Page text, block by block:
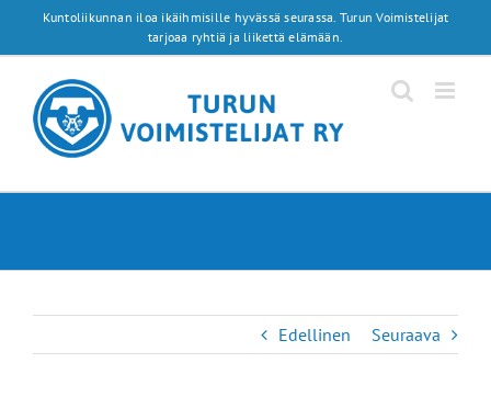
Kuntoliikunnan iloa ikäihmisille hyvässä seurassa. Turun Voimistelijat
tarjoaa ryhtiä ja liikettä elämään.
Edellinen Seuraava